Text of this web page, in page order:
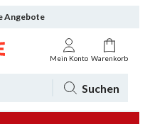
Angebote
Mein Konto Warenkorb
Suchen